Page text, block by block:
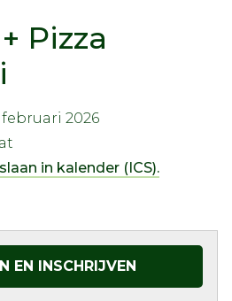
Pizza
februari 2026
in kalender (ICS).
EN INSCHRIJVEN